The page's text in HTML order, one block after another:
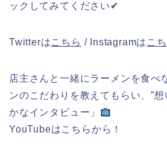
ックしてみてください✔︎
Twitterはこちら / Instagramは こ
店主さんと一緒にラーメンを食べ
ンのこだわりを教えてもらい、”想
かなインタビュー」
YouTubeはこちらから！